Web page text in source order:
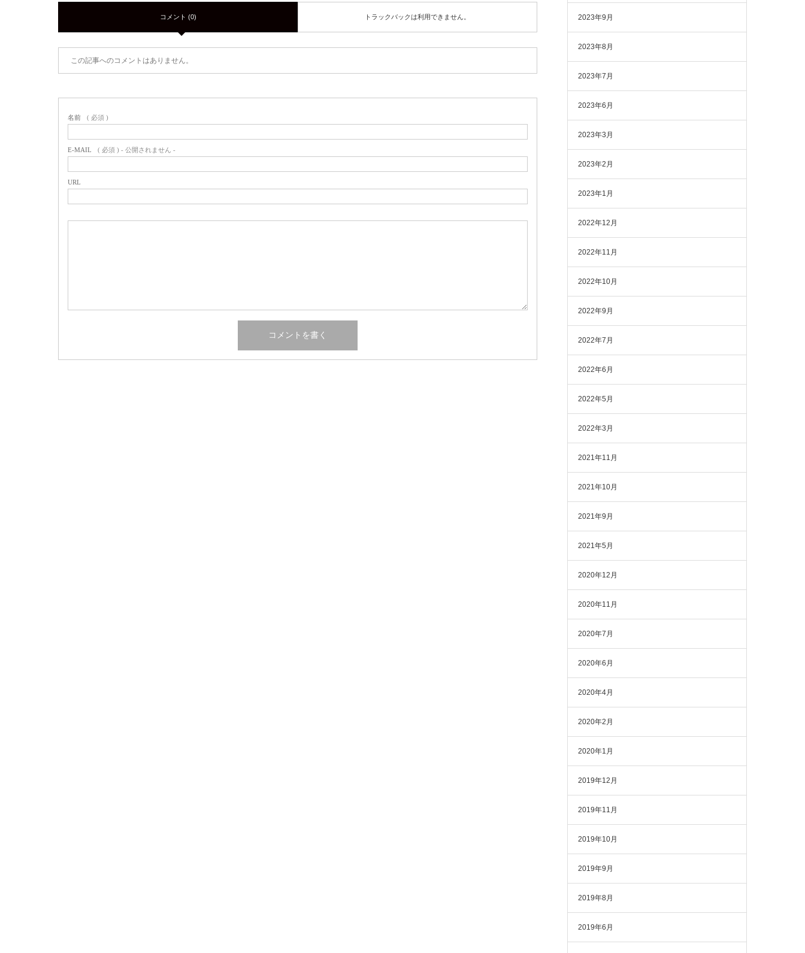
コメント (0) トラックバックは利用できません。
この記事へのコメントはありません。
名前 ( 必須 )
E-MAIL ( 必須 ) - 公開されません -
URL
2023年9月
2023年8月
2023年7月
2023年6月
2023年3月
2023年2月
2023年1月
2022年12月
2022年11月
2022年10月
2022年9月
2022年7月
2022年6月
2022年5月
2022年3月
2021年11月
2021年10月
2021年9月
2021年5月
2020年12月
2020年11月
2020年7月
2020年6月
2020年4月
2020年2月
2020年1月
2019年12月
2019年11月
2019年10月
2019年9月
2019年8月
2019年6月